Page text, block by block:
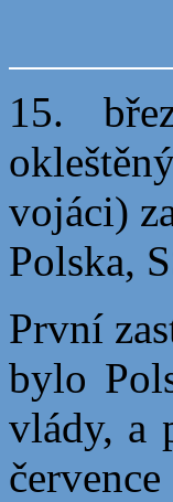
15.
vojáci)
Polska,
První
bylo
vlády, a